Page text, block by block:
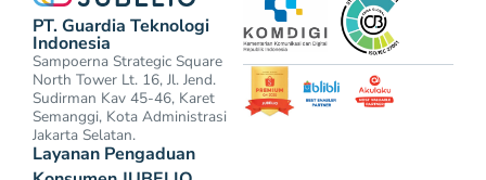
PT. Guardia Teknologi
Indonesia
Sampoerna Strategic Square
North Tower Lt. 16, Jl. Jend.
Sudirman Kav 45-46, Karet
Semanggi, Kota Administrasi
Jakarta Selatan.
Layanan Pengaduan